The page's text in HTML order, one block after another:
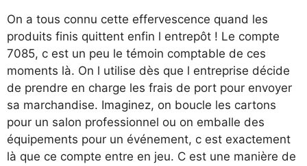
On a tous connu cette effervescence quand les
produits finis quittent enfin l entrepôt ! Le compte
7085, c est un peu le témoin comptable de ces
moments là. On l utilise dès que l entreprise décide
de prendre en charge les frais de port pour envoyer
sa marchandise. Imaginez, on boucle les cartons
pour un salon professionnel ou on emballe des
équipements pour un événement, c est exactement
là que ce compte entre en jeu. C est une manière de